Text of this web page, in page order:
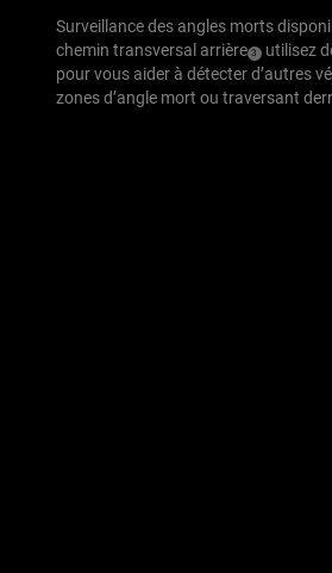
Surveillance des angles morts
chemin transversal arrière (
Disclosure
3)utilisez
pour vous aider à détecter d’autres
zones d’angle mort ou traversant